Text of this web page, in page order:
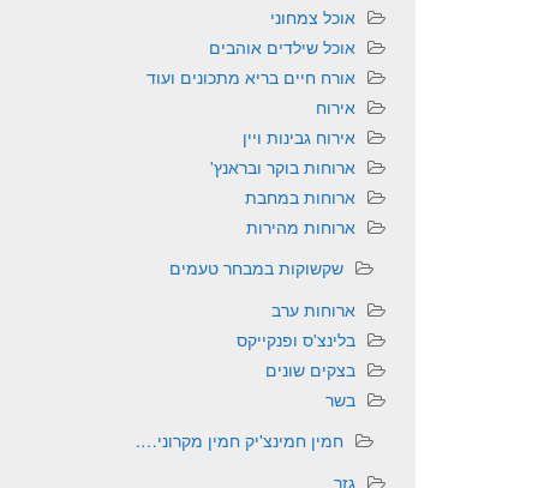
אוכל צמחוני
אוכל שילדים אוהבים
אורח חיים בריא מתכונים ועוד
אירוח
אירוח גבינות ויין
ארוחות בוקר ובראנץ'
ארוחות במחבת
ארוחות מהירות
שקשוקות במבחר טעמים
ארוחות ערב
בלינצ'ס ופנקייקס
בצקים שונים
בשר
חמין חמינצ'יק חמין מקרוני….
גזר